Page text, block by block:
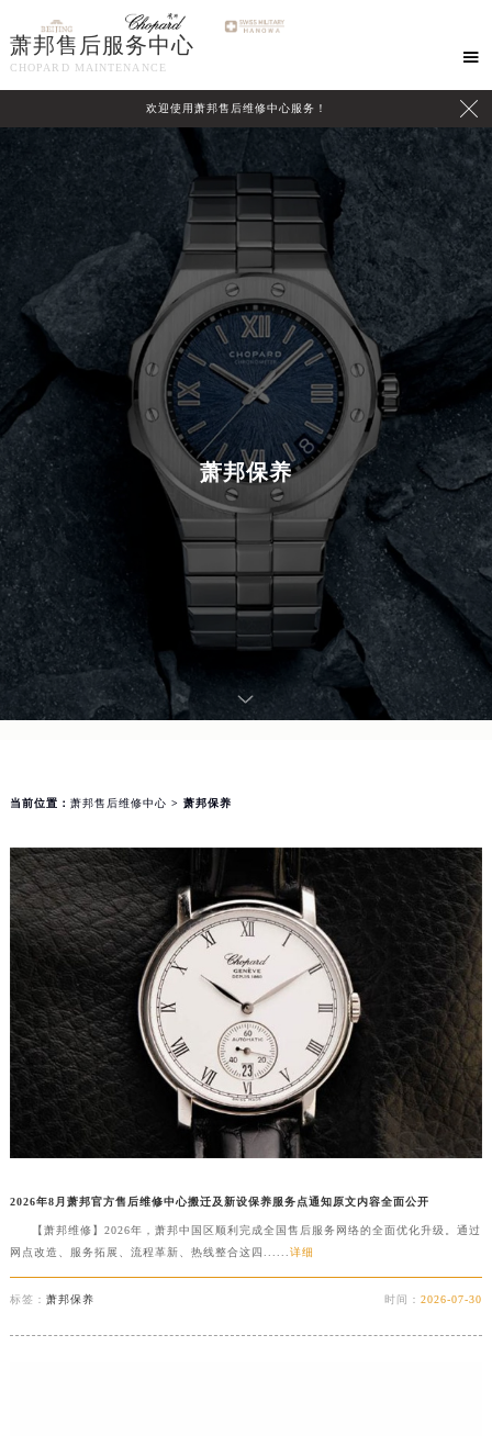
萧邦售后服务中心
CHOPARD MAINTENANCE

欢迎使用萧邦售后维修中心服务！ 
萧邦保养
联系我们
当前位置： 萧邦售后维修中心 > 萧邦保养
2026年8月萧邦官方售后维修中心搬迁及新设保养服务点通知原文内容全面公开
【萧邦维修】2026年，萧邦中国区顺利完成全国售后服务网络的全面优化升级。通过
网点改造、服务拓展、流程革新、热线整合这四...... 详细
标签： 萧邦保养 时间：2026-07-30